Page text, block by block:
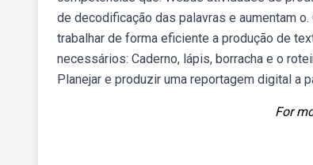
de decodificação das palavras e aumentam
trabalhar de forma eficiente a produção de
necessários: Caderno, lápis, borracha e o
Planejar e produzir uma reportagem digital a
For